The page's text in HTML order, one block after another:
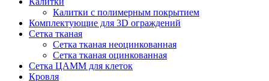
Калитки с полимерным покрытием
Комплектующие для 3D ограждений
Сетка тканая
Сетка тканая неоцинкованная
Сетка тканая оцинкованная
Сетка ЦАММ для клеток
Кровля